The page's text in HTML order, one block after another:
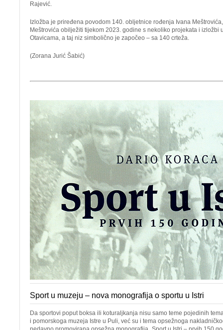
Rajević.
Izložba je priređena povodom 140. obljetnice rođenja Ivana
Meštrovića obilježiti tijekom 2023. godine s nekoliko projekata i izložbi
Otavicama, a taj niz simbolično je započeo – sa 140 crteža.
(Zorana Jurić Šabić)
Sport u muzeju – nova monografija o sportu u Istri
Da sportovi poput boksa ili koturaljkanja nisu samo teme pojedinih
i pomorskoga muzeja Istre u Puli, već su i tema opsežnoga